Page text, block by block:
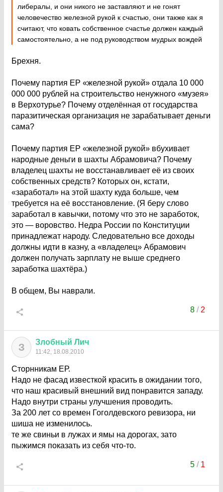
либералы, и они никого не заставляют и не гонят
человечество железной рукой к счастью, они также как я
считают, что ковать собственное счастье должен каждый
самостоятельно, а не под руководством мудрых вождей
Брехня.
Почему партия ЕР «железной рукой» отдала 10 000
000 000 рублей на строительство ненужного «музея»
в Верхотурье? Почему отделённая от государства
паразитическая организация не зарабатывает деньги
сама?
Почему партия ЕР «железной рукой» вбухивает
народные деньги в шахты Абрамовича? Почему
владелец шахты не восстанавливает её из своих
собственных средств? Которых он, кстати,
«заработал» на этой шахту куда больше, чем
требуется на её восстановление. (Я беру слово
заработал в кавычки, потому что это не заработок,
это — воровство. Недра России по Конституции
принадлежат народу. Следовательно все доходы
должны идти в казну, а «владелец» Абрамович
должен получать зарплату не выше среднего
заработка шахтёра.)
В общем, Вы наврали.
8/ 2
З Злобный Лич
11:42, 18.08.2010
Сторнникам ЕР.
Надо не фасад известкой красить в ожидании того,
что наш красивый внешний вид понравится западу.
Надо внутри страны улучшения проводить.
За 200 лет со времен Гоголдевского ревизора, ни
шиша не изменилось.
те же свиньи в лужах и ямы на дорогах, зато
пыжимся показать из себя что-то.
5/ 1